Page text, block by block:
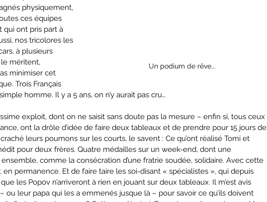
Un podium de rêve...
physiquement,
ces équipes
qui ont pris part à
nos tricolores les
à plusieurs
le méritent,
minimiser cet
Trois Français
homme. Il y a 5 ans, on n’y aurait pas cru…
exploit, dont on ne saisit sans doute pas la mesure – enfin si, tous ceux
ont la drôle d’idée de faire deux tableaux et de prendre pour 15 jours de
leurs poumons sur les courts, le savent : Ce qu’ont réalisé Tomi et
pour deux frères. Quatre médailles sur un week-end, dont une
comme la consécration d’une fratrie soudée, solidaire. Avec cette
permanence. Et de faire taire les soi-disant « spécialistes », qui depuis
les Popov n’arriveront à rien en jouant sur deux tableaux. Il m’est avis
ou leur papa qui les a emmenés jusque là – pour savoir ce qu’ils doivent